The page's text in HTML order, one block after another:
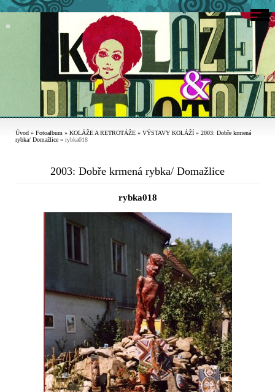
Úvod » Fotoalbum » KOLÁŽE A RETROTÁŽE » VÝSTAVY KOLÁŽÍ » 2003: Dobře krmená
rybka/ Domažlice » rybka018
2003: Dobře krmená rybka/ Domažlice
rybka018